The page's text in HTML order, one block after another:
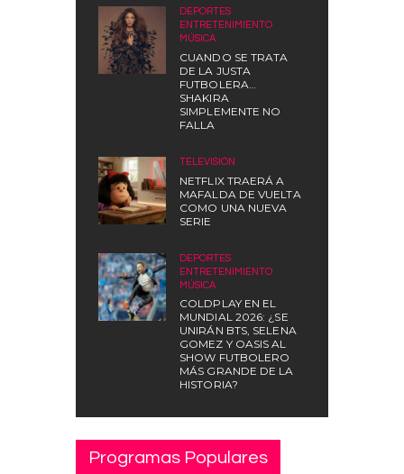
DEPORTES
ENTRETENIMIENTO
MÚSICA
CUANDO SE TRATA
DE LA JUSTA
FUTBOLERA…
SHAKIRA
SIMPLEMENTE NO
FALLA
TELEVISIÓN
NETFLIX TRAERÁ A
MAFALDA DE VUELTA
COMO UNA NUEVA
SERIE
DEPORTES
ENTRETENIMIENTO
MÚSICA
COLDPLAY EN EL
MUNDIAL 2026: ¿SE
UNIRÁN BTS, SELENA
GOMEZ Y OASIS AL
SHOW FUTBOLERO
MÁS GRANDE DE LA
HISTORIA?
Programas Populares